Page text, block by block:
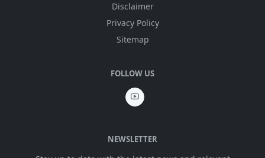
Disclaimer
Privacy Policy
Sitemap
FOLLOW US
NEWSLETTER